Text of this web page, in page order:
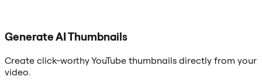
Generate AI Thumbnails
Create click-worthy YouTube thumbnails directly from your
video.